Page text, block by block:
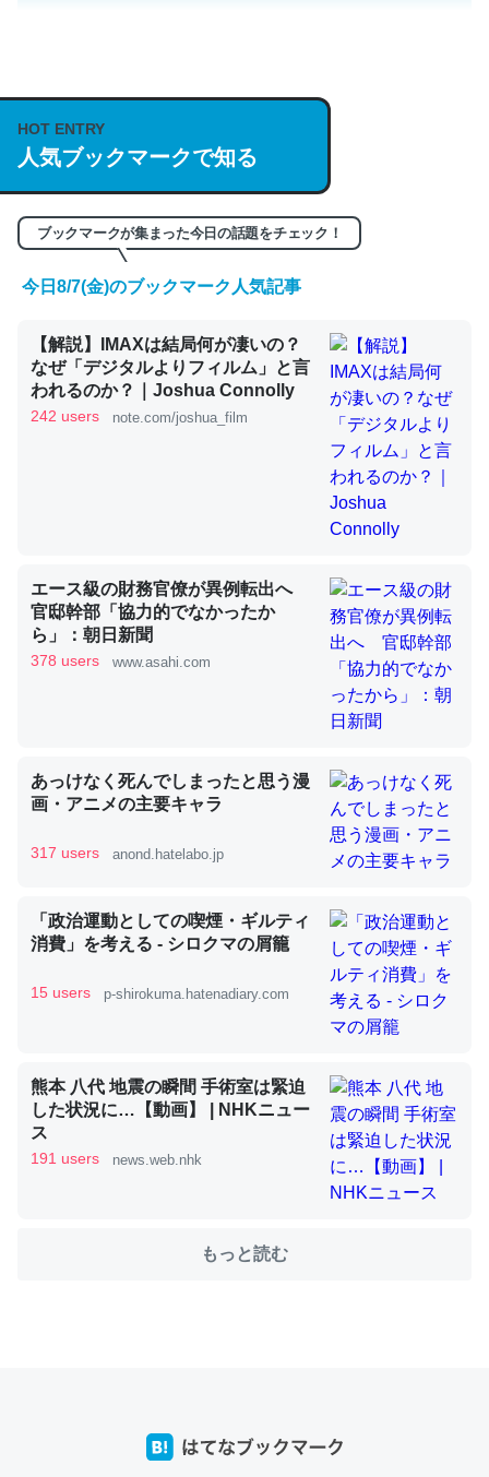
https://isobe324649.hatenablog.com/entry/2023/03/27
/064121
─GPTの仕組みと限界についての考察（１） - conceptualization
くらい。小説でいう「ずっと前の伏線」は回収されないけ
ど、短期記憶というには多い分量。進化すればするほど分
かりやすく強くなりそう
─GPTの仕組みと限界についての考察（１） - conceptualization
コオロギのカルシウム分はエビの600分の1程度。
─ニュース :: 【研究発表】昆虫学の大問題＝「昆虫はなぜ海にいな
いのか」に関する新仮説
論文では「淡水はカルシウムも酸素も不足してて両方に不
利だから両方が拮抗してるのでは」とあって面白い。海に
いる鋏角類（カブトガニ・ウミグモ）はカルシウムを使わ
ずキチンを強化してる筈だが、酵素が違うのか？
これを元に考えるとカルシウムを大量に使う脊椎動物と貝
ジになったり努力してるし。
─ニュース :: 【研究発表】昆虫学の大問題＝「昆虫はなぜ海にいな
いのか」に関する新仮説
HOT ENTRY
人気ブックマークで知る
ブックマークが集まった今日の話題をチェック！
今日8/7(金)のブックマーク人気記事
【解説】IMAXは結局何が凄いの？
なぜ「デジタルよりフィルム」と言
われるのか？｜Joshua Connolly
242 users note.com/joshua_film
エース級の財務官僚が異例転出へ
官邸幹部「協力的でなかったか
ら」：朝日新聞
378 users www.asahi.com
あっけなく死んでしまったと思う漫
画・アニメの主要キャラ
317 users anond.hatelabo.jp
「政治運動としての喫煙・ギルティ
消費」を考える - シロクマの屑籠
15 users p-shirokuma.hatenadiary.com
熊本 八代 地震の瞬間 手術室は緊迫
した状況に…【動画】 | NHKニュー
ス
191 users news.web.nhk
もっと読む